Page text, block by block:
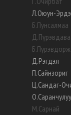
Л.Оюун-
Б.Пунсалмаа
Д.
Б.Пүрэвдорж
Д.Рэгдэл
П.Сайнзориг
Ц.Сандаг-
О.
М.Сарнай